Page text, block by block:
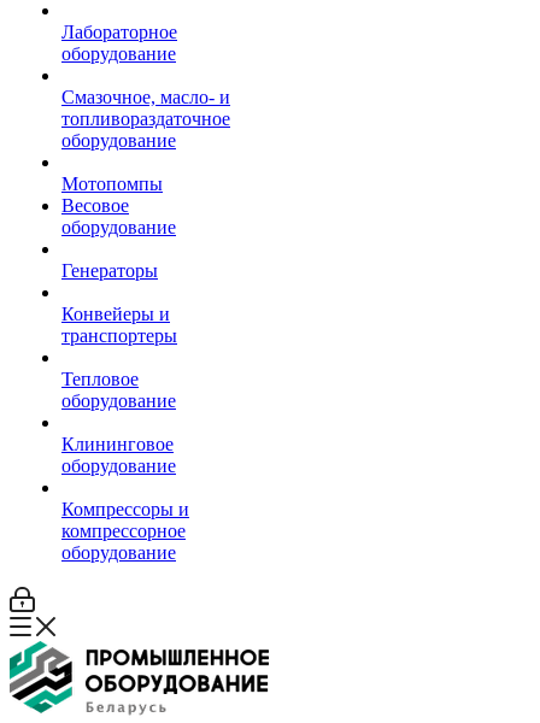
Лабораторное
оборудование
Смазочное, масло- и
топливораздаточное
оборудование
Мотопомпы
Весовое
оборудование
Генераторы
Конвейеры и
транспортеры
Тепловое
оборудование
Клининговое
оборудование
Компрессоры и
компрессорное
оборудование